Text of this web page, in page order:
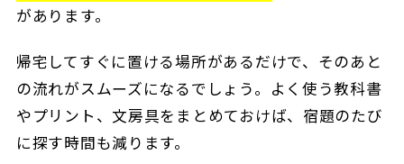
があります。
帰宅してすぐに置ける場所があるだけで、そのあと
の流れがスムーズになるでしょう。よく使う教科書
やプリント、文房具をまとめておけば、宿題のたび
に探す時間も減ります。